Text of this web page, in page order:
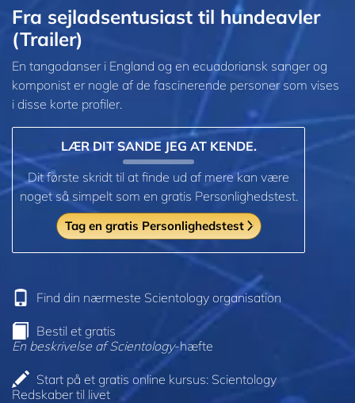
Fra sejladsentusiast til hundeavler
(Trailer)
En tangodanser i England og en ecuadoriansk sanger og
komponist er nogle af de fascinerende personer som vises
i disse korte profiler.
LÆR DIT SANDE JEG AT KENDE.
Dit første skridt til at finde ud af mere kan være
noget så simpelt som en gratis Personlighedstest.
Tag en gratis Personlighedstest
Find din nærmeste Scientology organisation
Bestil et gratis
En beskrivelse af Scientology-hæfte
Start på et gratis online kursus: Scientology
Redskaber til livet